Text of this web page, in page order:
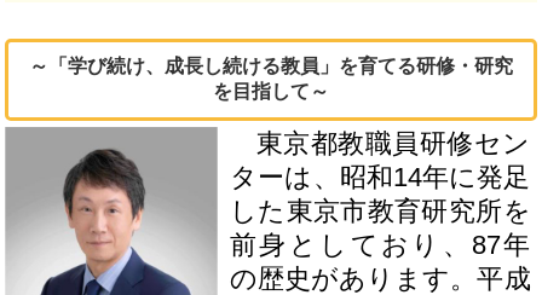
～「学び続け、成長し続ける教員」を育てる研修・研究
を目指して～
東京都教職員研修セン
ターは、昭和14年に発足
した東京市教育研究所を
前身としており、87年
の歴史があります。平成